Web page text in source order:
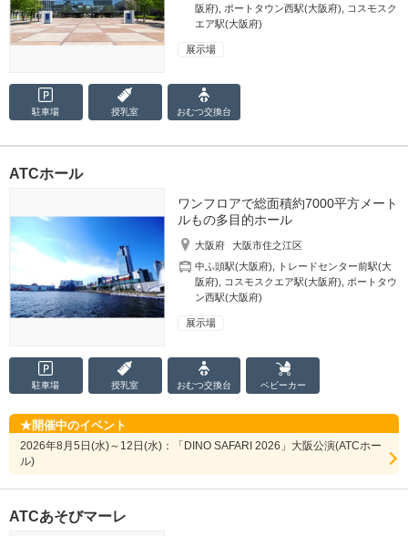
阪府)
ポートタウン西駅(大阪府)
コスモスク
エア駅(大阪府)
展示場
駐車場 授乳室 おむつ交換台
ATCホール
ワンフロアで総面積約7000平方メート
ルもの多目的ホール
大阪府
大阪市住之江区
中ふ頭駅(大阪府)
トレードセンター前駅(大
阪府)
コスモスクエア駅(大阪府)
ポートタウ
ン西駅(大阪府)
展示場
駐車場 授乳室 おむつ交換台 ベビーカー
開催中のイベント
2026年8月5日(水)～12日(水)：「DINO SAFARI 2026」大阪公演(ATCホー
ル)
ATCあそびマーレ